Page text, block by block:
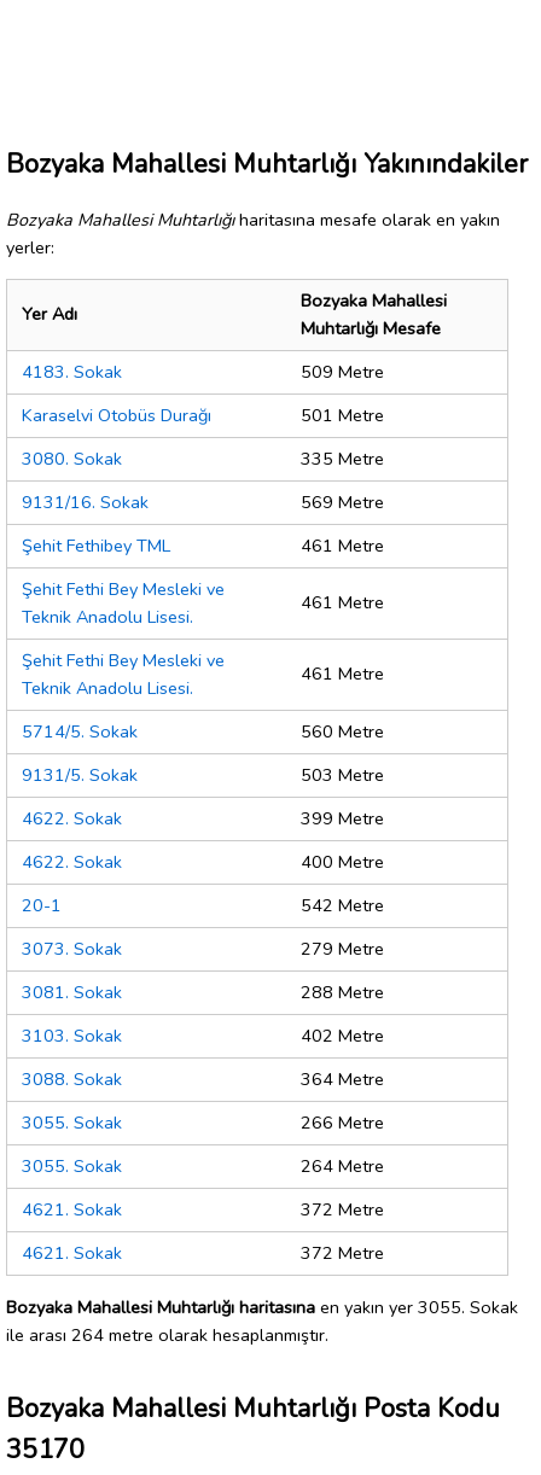
Bozyaka Mahallesi Muhtarlığı Yakınındakiler
Bozyaka Mahallesi Muhtarlığıharitasına mesafe olarak en yakın
yerler:
Yer Adı
Bozyaka Mahallesi
Muhtarlığı Mesafe
4183. Sokak
509 Metre
Karaselvi Otobüs Durağı
501 Metre
3080. Sokak
335 Metre
9131/16. Sokak
569 Metre
Şehit Fethibey TML
461 Metre
Şehit Fethi Bey Mesleki ve
Teknik Anadolu Lisesi.
461 Metre
Şehit Fethi Bey Mesleki ve
Teknik Anadolu Lisesi.
461 Metre
5714/5. Sokak
560 Metre
9131/5. Sokak
503 Metre
4622. Sokak
399 Metre
4622. Sokak
400 Metre
20-1
542 Metre
3073. Sokak
279 Metre
3081. Sokak
288 Metre
3103. Sokak
402 Metre
3088. Sokak
364 Metre
3055. Sokak
266 Metre
3055. Sokak
264 Metre
4621. Sokak
372 Metre
4621. Sokak
372 Metre
Bozyaka Mahallesi Muhtarlığı haritasına en yakın yer 3055. Sokak
ile arası 264 metre olarak hesaplanmıştır.
Bozyaka Mahallesi Muhtarlığı Posta Kodu
35170